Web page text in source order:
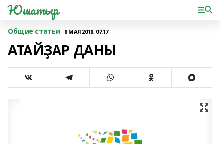
Юшатыр
Общие статьи 8 МАЯ 2018, 07:17
АТАЙҘАР ДАНЫ